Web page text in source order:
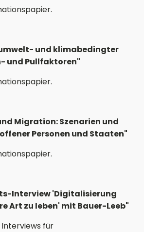
und klimabedingter
und Pullfaktoren"
Migration: Szenarien und
Personen und Staaten"
Interview 'Digitalisierung
Art zu leben' mit Bauer-Leeb"
Interviews für